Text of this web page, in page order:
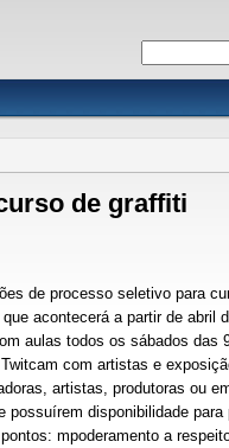
de graffiti
de processo seletivo para
acontecerá a partir de abril
aulas todos os sábados das
com artistas e
artistas, produtoras ou
disponibilidade para
mpoderamento a